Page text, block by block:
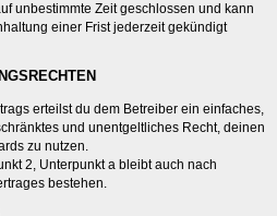
unbestimmte Zeit geschlossen und kann
einer Frist jederzeit gekündigt
erteilst du dem Betreiber ein einfaches,
und unentgeltliches Recht, deinen
zu nutzen.
2, Unterpunkt a bleibt auch nach
bestehen.